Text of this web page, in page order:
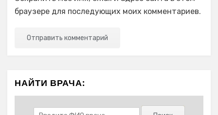
браузере для последующих моих комментариев.
НАЙТИ ВРАЧА: